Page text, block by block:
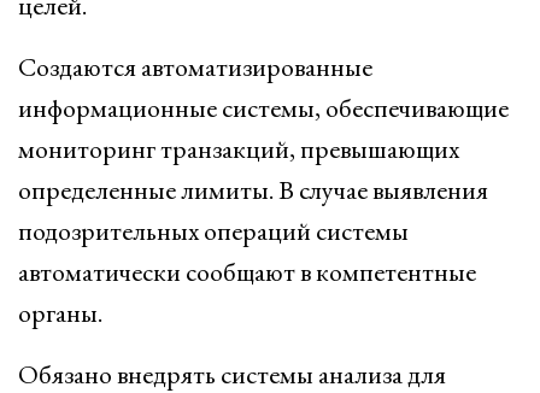
Создаются автоматизированные
информационные системы, обеспечивающие
мониторинг транзакций, превышающих
определенные лимиты. В случае выявления
подозрительных операций системы
автоматически сообщают в компетентные
органы.
Обязано внедрять системы анализа для